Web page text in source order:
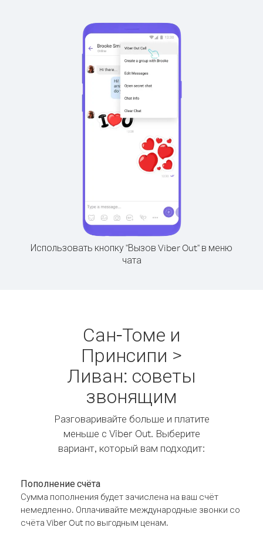
Использовать кнопку "Вызов Viber Out" в меню
чата
Сан-Томе и
Принсипи >
Ливан: советы
звонящим
Разговаривайте больше и платите
меньше с Viber Out. Выберите
вариант, который вам подходит:
Пополнение счёта
Сумма пополнения будет зачислена на ваш счёт
немедленно. Оплачивайте международные звонки со
счёта Viber Out по выгодным ценам.